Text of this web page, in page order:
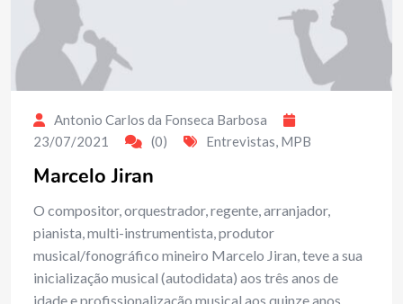
Antonio Carlos da Fonseca Barbosa
23/07/2021
(0) Entrevistas, MPB
Marcelo Jiran
O compositor, orquestrador, regente, arranjador,
pianista, multi-instrumentista, produtor
musical/fonográfico mineiro Marcelo Jiran, teve a sua
inicialização musical (autodidata) aos três anos de
idade e profissionalização musical aos quinze anos.